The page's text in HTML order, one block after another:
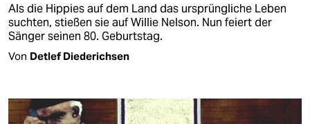
Als die Hippies auf dem Land das ursprüngliche Leben
suchten, stießen sie auf Willie Nelson. Nun feiert der
Sänger seinen 80. Geburtstag.
Von Detlef Diederichsen